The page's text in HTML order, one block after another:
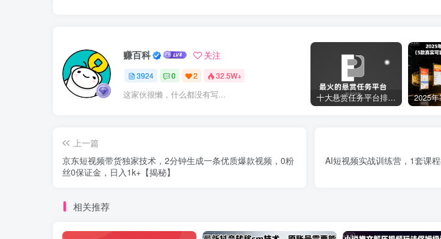
赚百科 关注
3924 0 2 32.5W+
这家伙很懒，什么都没有写... 十大悬赏任务平台排行榜（全网最好的悬赏任务平台）
上一篇
京东短视频带货独家技术，2分钟生成一条优质爆款视频，0粉
丝0保证金，日入1k+【揭秘】
AI短视频实战训练营，1套课
相关推荐